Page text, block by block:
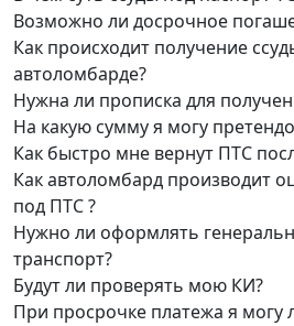
Возможно ли досрочное
Как происходит получение
автоломбарде?
Нужна ли прописка для
На какую сумму я могу
Как быстро мне вернут ПТС
Как автоломбард производит
под ПТС ?
Нужно ли оформлять
транспорт?
Будут ли проверять мою КИ?
При просрочке платежа я